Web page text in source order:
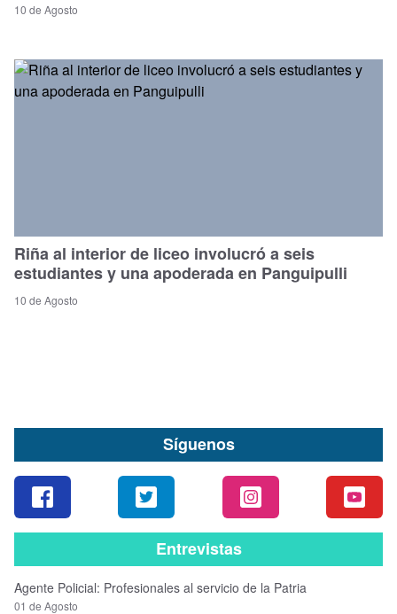
10 de Agosto
Riña al interior de liceo involucró a seis
estudiantes y una apoderada en Panguipulli
10 de Agosto
Síguenos
Entrevistas
Agente Policial: Profesionales al servicio de la Patria
01 de Agosto